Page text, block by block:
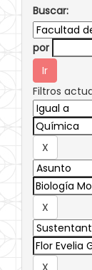
Buscar:
por
Filtros